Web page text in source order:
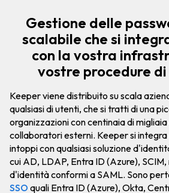
Gestione delle
scalabile che si
con la vostra
vostre procedure di
Keeper viene distribuito su scala
qualsiasi di utenti, che si tratti di una
organizzazioni con centinaia di
collaboratori esterni. Keeper si
intoppi con qualsiasi soluzione
cui AD, LDAP, Entra ID (Azure),
d'identità conformi a SAML. Sono
SSO quali Entra ID (Azure), Okta,